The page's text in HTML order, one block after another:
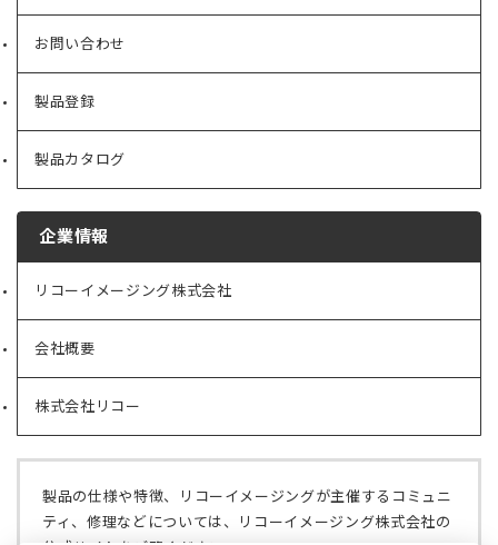
お問い合わせ
製品登録
製品カタログ
企業情報
リコーイメージング株式会社
（新
タ
ブ
で
開
く）
会社概要
（新
タ
ブ
く）
株式会社リコー
（新
ブ
開
製品の仕様や特徴、リコーイメージングが主催するコミュニ
ティ、修理などについては、リコーイメージング株式会社の